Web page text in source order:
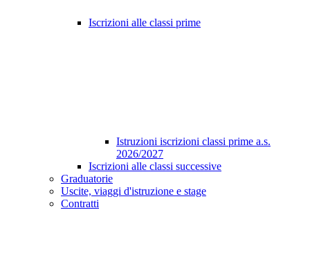
Iscrizioni alle classi prime
Istruzioni iscrizioni classi prime a.s.
2026/2027
Iscrizioni alle classi successive
Graduatorie
Uscite, viaggi d'istruzione e stage
Contratti